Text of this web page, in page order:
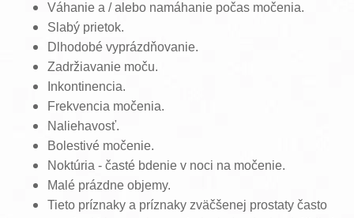
Váhanie a / alebo namáhanie počas močenia.
Slabý prietok.
Dlhodobé vyprázdňovanie.
Zadržiavanie moču.
Inkontinencia.
Frekvencia močenia.
Naliehavosť.
Bolestivé močenie.
Noktúria - časté bdenie v noci na močenie.
Malé prázdne objemy.
Tieto príznaky a príznaky zväčšenej prostaty často